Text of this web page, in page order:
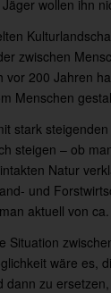
wollen ihn
zwischen
vor 200 Jahren
Menschen
stark
steigen – ob
Natur
und
aktuell von ca.
Situation
wäre es,
dann zu